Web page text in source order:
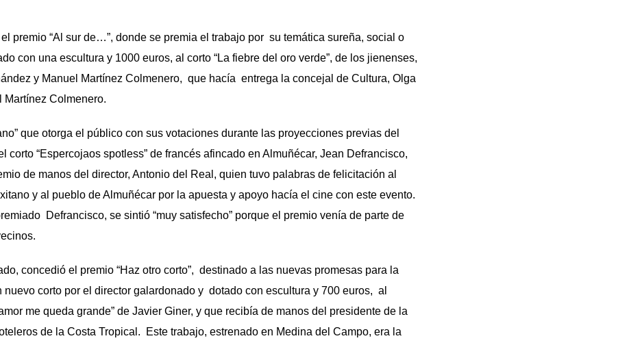
premio “Al sur de…”, donde se premia el trabajo por su temática sureña, social o
con una escultura y 1000 euros, al corto “La fiebre del oro verde”, de los jienenses,
y Manuel Martínez Colmenero, que hacía entrega la concejal de Cultura, Olga
Martínez Colmenero.
que otorga el público con sus votaciones durante las proyecciones previas del
corto “Espercojaos spotless” de francés afincado en Almuñécar, Jean Defrancisco,
de manos del director, Antonio del Real, quien tuvo palabras de felicitación al
y al pueblo de Almuñécar por la apuesta y apoyo hacía el cine con este evento.
Defrancisco, se sintió “muy satisfecho” porque el premio venía de parte de
concedió el premio “Haz otro corto”, destinado a las nuevas promesas para la
nuevo corto por el director galardonado y dotado con escultura y 700 euros, al
me queda grande” de Javier Giner, y que recibía de manos del presidente de la
de la Costa Tropical. Este trabajo, estrenado en Medina del Campo, era la